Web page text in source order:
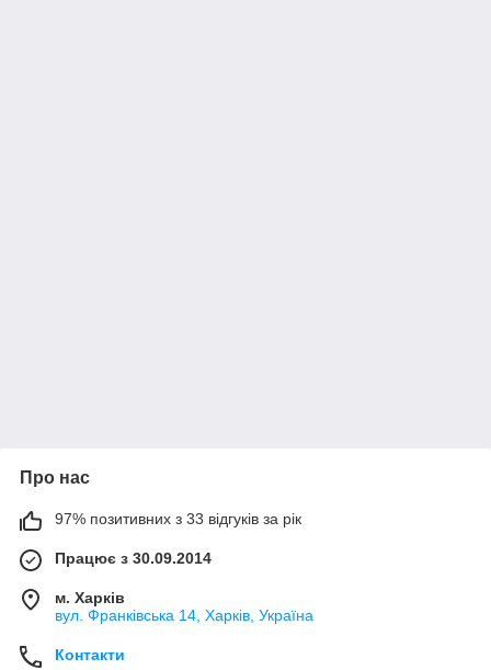
Про нас
97% позитивних з 33 відгуків за рік
Працює з 30.09.2014
м. Харків
вул. Франківська 14, Харків, Україна
Контакти